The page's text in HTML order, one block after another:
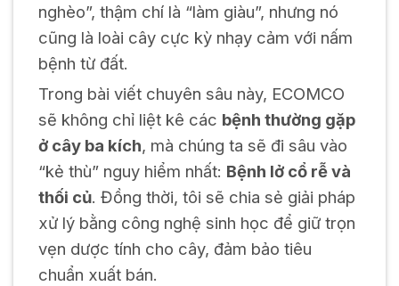
nghèo”, thậm chí là “làm giàu”, nhưng nó
cũng là loài cây cực kỳ nhạy cảm với nấm
bệnh từ đất.
Trong bài viết chuyên sâu này, ECOMCO
sẽ không chỉ liệt kê các bệnh thường gặp
ở cây ba kích, mà chúng ta sẽ đi sâu vào
“kẻ thù” nguy hiểm nhất: Bệnh lở cổ rễ và
thối củ. Đồng thời, tôi sẽ chia sẻ giải pháp
xử lý bằng công nghệ sinh học để giữ trọn
vẹn dược tính cho cây, đảm bảo tiêu
chuẩn xuất bán.